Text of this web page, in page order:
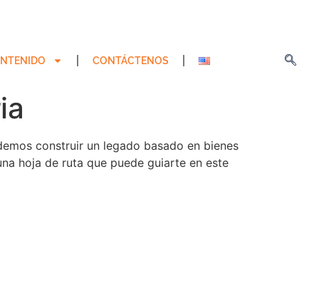
CONTÁCTENOS
construir un legado basado en bienes
hoja de ruta que puede guiarte en este